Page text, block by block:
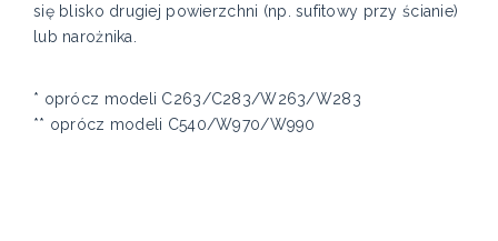
się blisko drugiej powierzchni (np. sufitowy przy ścianie)
lub narożnika.
* oprócz modeli C263/C283/W263/W283
** oprócz modeli C540/W970/W990